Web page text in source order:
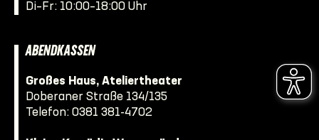
Di–Fr: 10:00–18:00 Uhr
ABENDKASSEN
Großes Haus, Ateliertheater
Doberaner Straße 134/135
Telefon: 0381 381-4702